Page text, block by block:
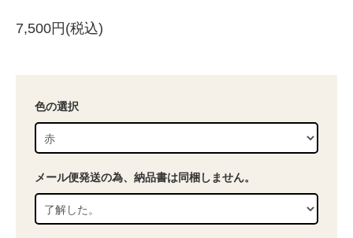
7,500円(税込)
色の選択
メール便発送の為、納品書は同梱しません。